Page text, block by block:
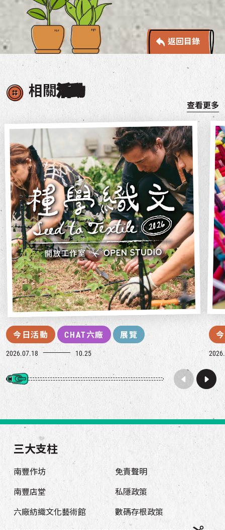
返回目錄
相關活動
查看更多
今日活動 CHAT六廠 展覽
2026.07.18 10.25
三大支柱
南豐作坊
南豐店堂
六廠紡織文化藝術館
免責聲明
私隱政策
數碼存根政策